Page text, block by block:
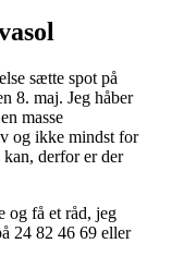
sætte spot på
8. maj. Jeg håber
masse
og ikke mindst for
derfor er der
og få et råd, jeg
24 82 46 69 eller